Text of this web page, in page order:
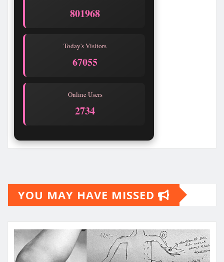
801970
Today's Visitors
67057
Online Users
2734
YOU MAY HAVE MISSED